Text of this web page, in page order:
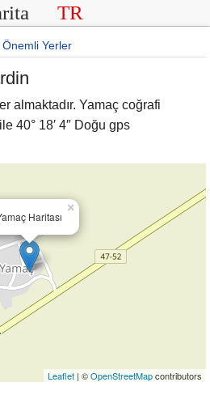
TR
Önemli Yerler
almaktadır. Yamaç coğrafi
40° 18′ 4″ Doğu gps
Haritası
×
Leaflet | ©OpenStreetMapcontributors